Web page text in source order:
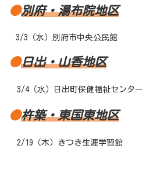
●別府・湯布院地区
3/3（水）別府市中央公民館
●日出・山香地区
3/4（水）日出町保健福祉センター
●杵築・東国東地区
2/19（木）きつき生涯学習館